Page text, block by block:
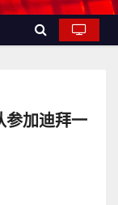
参加迪拜一